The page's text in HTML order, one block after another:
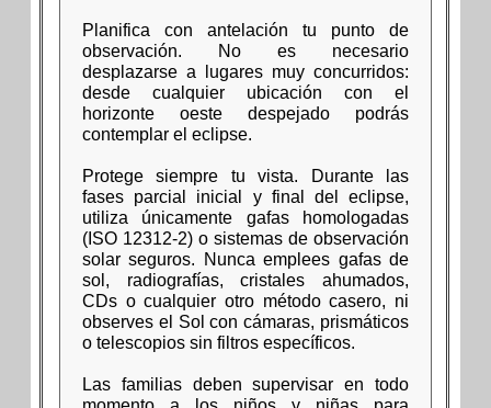
Planifica con antelación tu punto de
observación. No es necesario
desplazarse a lugares muy concurridos:
desde cualquier ubicación con el
horizonte oeste despejado podrás
contemplar el eclipse.
Protege siempre tu vista. Durante las
fases parcial inicial y final del eclipse,
utiliza únicamente gafas homologadas
(ISO 12312-2) o sistemas de observación
solar seguros. Nunca emplees gafas de
sol, radiografías, cristales ahumados,
CDs o cualquier otro método casero, ni
observes el Sol con cámaras, prismáticos
o telescopios sin filtros específicos.
Las familias deben supervisar en todo